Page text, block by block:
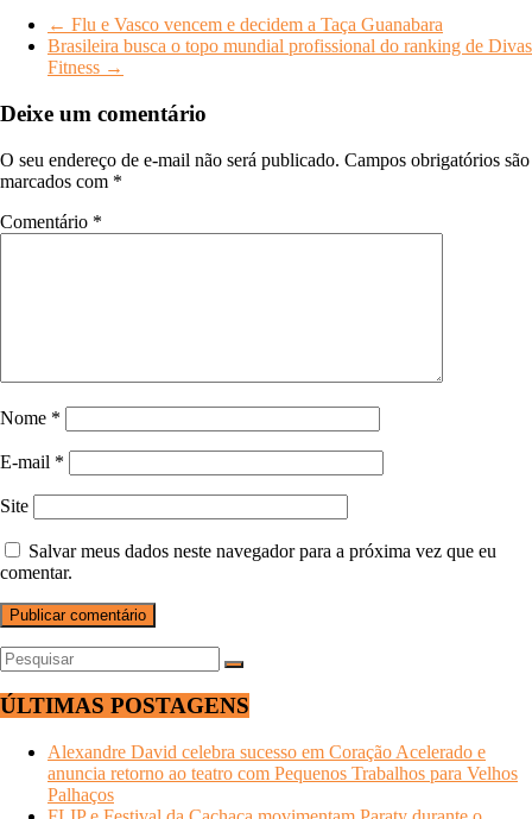
← Flu e Vasco vencem e decidem a Taça Guanabara
Brasileira busca o topo mundial profissional do ranking de Divas
Fitness →
Deixe um comentário
O seu endereço de e-mail não será publicado. Campos obrigatórios são
marcados com *
Comentário *
Nome *
E-mail *
Site
Salvar meus dados neste navegador para a próxima vez que eu
comentar.
ÚLTIMAS POSTAGENS
Alexandre David celebra sucesso em Coração Acelerado e
anuncia retorno ao teatro com Pequenos Trabalhos para Velhos
Palhaços